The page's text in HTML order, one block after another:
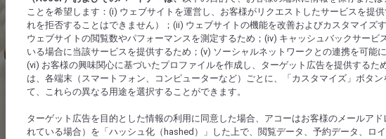
ことを希望します：(i) ウェブサイトを運営し、お客様がリクエストしたサービスを提供
れを拒否することはできません）；(ii) ウェブサイトの機能を改善およびカスタマイズ
ウェブサイトの閲覧数やパフォーマンスを測定するため；(iv) キャッシュバックサービ
いる場合に当該サービスを提供するため；(v) ソーシャルネットワークとの連携を可能
(vi) お客様の興味関心に基づいたプロファイルを作成し、ターゲット広告を提供するた
は、各端末（スマートフォン、コンピューターなど）ごとに、「カスタマイズ」ボタン
て、これらの異なる用途を選択することができます。
ターゲット広告を目的とした情報の利用に同意した場合、アコーはお客様のメールアド
れている場合）を「ハッシュ化（hashed）」した上で、閲覧データ、予約データ、ロ